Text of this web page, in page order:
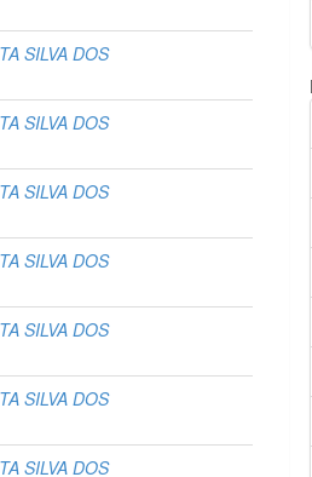
SILVA DOS
SILVA DOS
SILVA DOS
SILVA DOS
SILVA DOS
SILVA DOS
SILVA DOS